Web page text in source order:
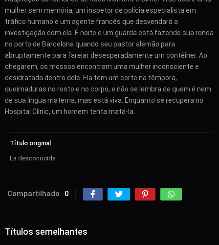
mulher sem memória, um inspetor de polícia especialista em
tráfico humano e um agente francês que desvendará a
investigação com ela. É noite e um guarda está fazendo sua ronda
no porto de Barcelona quando seu pastor alemão para
abruptamente para farejar desesperadamente um contêiner. Ao
chegarem, os mossos encontram uma mulher inconsciente e
desidratada dentro dele. Ela tem um corte na têmpora,
queimaduras no rosto e no corpo, e não se lembra de quem é nem
de sua língua materna, mas está viva. Enquanto se recupera no
Hospital Clínic, um homem tenta matá-la.
Título original
La desconocida
Compartilhado 0
Títulos semelhantes